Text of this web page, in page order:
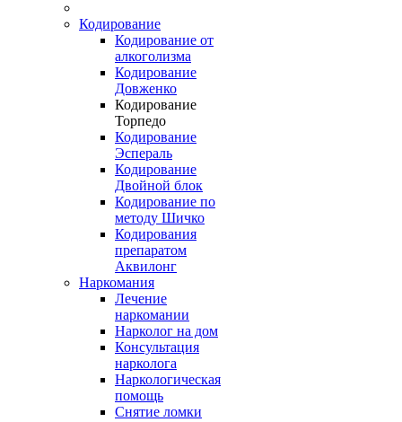
Кодирование
Кодирование от
алкоголизма
Кодирование
Довженко
Кодирование
Торпедо
Кодирование
Эспераль
Кодирование
Двойной блок
Кодирование по
методу Шичко
Кодирования
препаратом
Аквилонг
Наркомания
Лечение
наркомании
Нарколог на дом
Консультация
нарколога
Наркологическая
помощь
Снятие ломки